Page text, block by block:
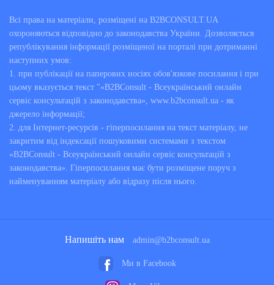
Всі права на матеріали, розміщені на B2BCONSULT.UA
охороняються відповідно до законодавства України. Дозволяється
републікування інформації розміщеної на порталі при дотриманні
наступних умов:
1. при публікації на паперових носіях обов'язкове посилання і при
цьому вказується текст "«B2BConsult - Всеукраїнський онлайн
сервіс консультацій з законодавства», www.b2bconsult.ua - як
джерело інформації;
2. для Інтернет-ресурсів - гіперпосилання на текст матеріалу, не
закритим від індексації пошуковими системами з текстом
«B2BConsult - Всеукраїнський онлайн сервіс консультацій з
законодавства». Гіперпосилання має бути розміщене поруч з
найменуванням матеріалу або відразу після нього.
Напишіть нам admin@b2bconsult.ua
Ми в Facebook